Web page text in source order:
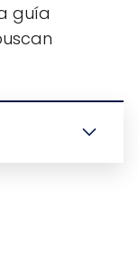
guía